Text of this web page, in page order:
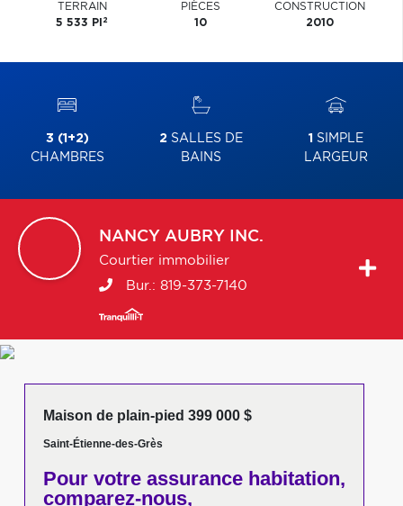
TERRAIN
5 533 PI 2
PIÈCES
10
CONSTRUCTION
2010
3 (1+2)
CHAMBRES
2 SALLES DE
BAINS
1 SIMPLE
LARGEUR
NANCY AUBRY INC.
Courtier immobilier
Bur.: 819-373-7140
Maison de plain-pied 399 000 $
Saint-Étienne-des-Grès
Pour votreassurance habitation,
comparez-nous,